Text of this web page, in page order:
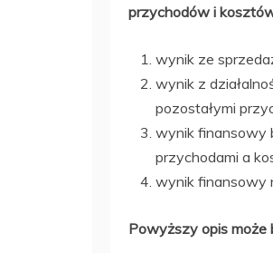
przychodów i
wynik ze
wynik z
pozostałymi
wynik finansowy
przychodami a
wynik finansowy
Powyższy opis